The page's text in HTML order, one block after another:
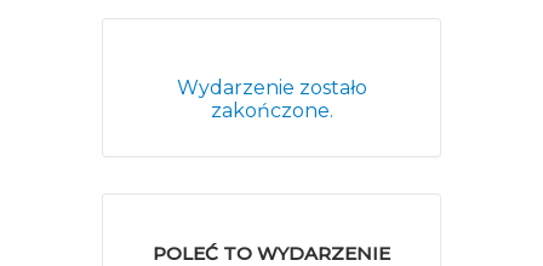
Wydarzenie zostało
zakończone.
POLEĆ TO WYDARZENIE